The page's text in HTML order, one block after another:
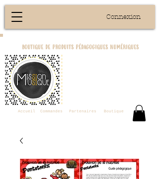
Connexion
boutique de produits pédagogiques numériques
Accueil Commandes Partenaires Boutique